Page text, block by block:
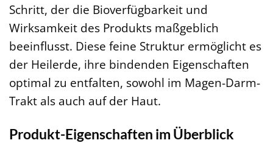
Schritt, der die Bioverfügbarkeit und
Wirksamkeit des Produkts maßgeblich
beeinflusst. Diese feine Struktur ermöglicht es
der Heilerde, ihre bindenden Eigenschaften
optimal zu entfalten, sowohl im Magen-Darm-
Trakt als auch auf der Haut.
Produkt-Eigenschaften im Überblick